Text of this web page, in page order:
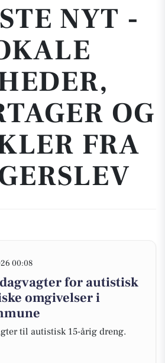
NYT -
OG
FRA
00:08
for autistisk
omgivelser i
til autistisk 15-årig dreng.